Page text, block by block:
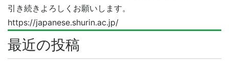
引き続きよろしくお願いします。
https://japanese.shurin.ac.jp/
最近の投稿